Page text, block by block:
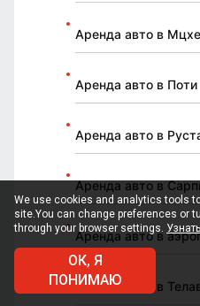
Аренда авто в
Аренда авто в
Аренда авто в
Аренда авто в
Аренда авто в
Аренда авто в
We use cookies and analytics tools
site.You can change preferences or
through your browser settings.
ОК, Я
ПОНИМАЮ